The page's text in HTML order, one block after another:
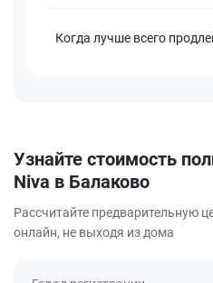
Когда лучше всего
Узнайте стоимость
Niva в Балаково
Рассчитайте предварительную
онлайн, не выходя из дома